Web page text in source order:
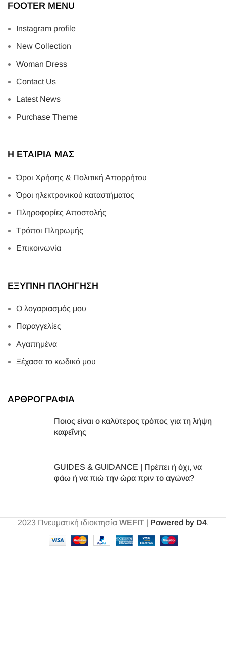
FOOTER MENU
Instagram profile
New Collection
Woman Dress
Contact Us
Latest News
Purchase Theme
Η ΕΤΑΙΡΙΑ ΜΑΣ
Όροι Χρήσης & Πολιτική Απορρήτου
Όροι ηλεκτρονικού καταστήματος
Πληροφορίες Αποστολής
Τρόποι Πληρωμής
Επικοινωνία
ΕΞΥΠΝΗ ΠΛΟΗΓΗΣΗ
Ο λογαριασμός μου
Παραγγελίες
Αγαπημένα
Ξέχασα το κωδικό μου
ΑΡΘΡΟΓΡΑΦΙΑ
Ποιος είναι ο καλύτερος τρόπος για τη λήψη
καφεΐνης
GUIDES & GUIDANCE | Πρέπει ή όχι, να
φάω ή να πιώ την ώρα πριν το αγώνα?
2023 Πνευματική ιδιοκτησία WEFIT| Powered by D4.